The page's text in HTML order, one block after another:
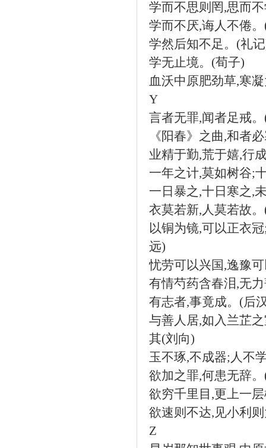
学而不思则罔 ,思而
学而不厌,诲人不倦。
学然后知不足。 (礼记
学无止境。 (荀子)
血沃中原肥劲草,寒
Y
言者无罪,闻者足戒。
《阳春》之曲,和者
业精于勤,荒于嬉,行
一年之计,莫如树谷;
一日暴之,十日寒之,
衣莫若新, 人莫若故。
以铜为镜,可以正衣冠
远)
忧劳可以兴国 ,逸豫
有情芍药含春泪,无
有志者,事竟成。 (后
与善人居,如入兰芷
其(刘向)
玉不琢,不成器; 人不
欲加之罪,何患无辞。
欲穷千里目 ,更上一
欲速则不达, 见小利
Z